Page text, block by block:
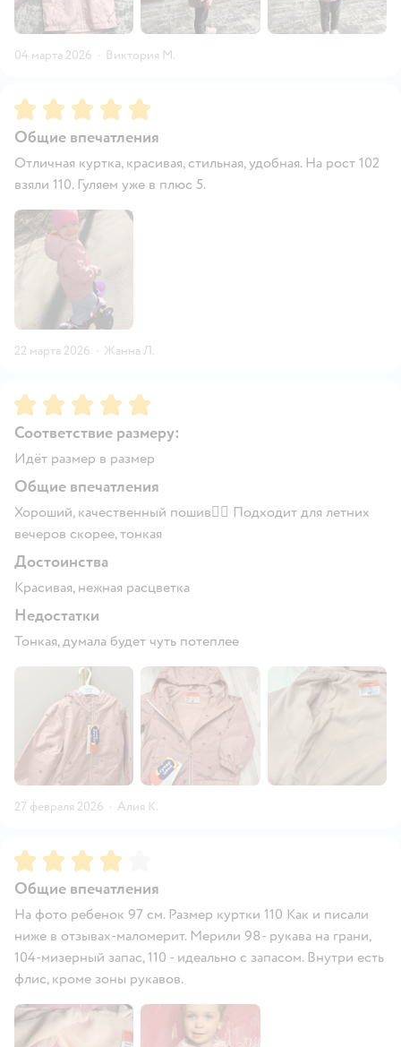
04 марта 2026 · Виктория М.
Рейтинг:5
Общие впечатления
Отличная куртка, красивая, стильная, удобная. На рост 102
взяли 110. Гуляем уже в плюс 5.
22 марта 2026 · Жанна Л.
Рейтинг:5
Соответствие размеру:
Идёт размер в размер
Общие впечатления
Хороший, качественный пошив👍🏻 Подходит для летних
вечеров скорее, тонкая
Достоинства
Красивая, нежная расцветка
Недостатки
Тонкая, думала будет чуть потеплее
27 февраля 2026 · Алия К.
Рейтинг:4
Общие впечатления
На фото ребенок 97 см. Размер куртки 110 Как и писали
ниже в отзывах-маломерит. Мерили 98- рукава на грани,
104-мизерный запас, 110 - идеально с запасом. Внутри есть
флис, кроме зоны рукавов.